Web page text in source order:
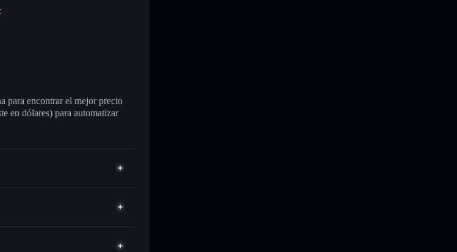
:
para encontrar el mejor precio
en dólares) para automatizar
de Solana con